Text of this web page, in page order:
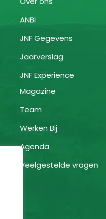
ANBI
JNF Gegevens
Jaarverslag
JNF Experience
Magazine
Team
Werken Bij
Agenda
Veelgestelde vragen